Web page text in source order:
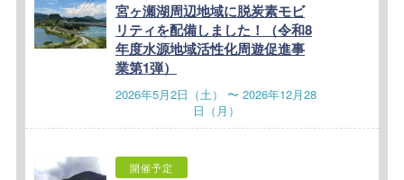
宮ヶ瀬湖周辺地域に脱炭素モビ
リティを配備しました！（令和8
年度水源地域活性化周遊促進事
業第1弾）
2026年5月2日（土） 〜 2026年12月28
日（月）
開催予定